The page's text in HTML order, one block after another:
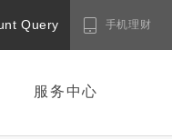
Query 手机理财
服务中心